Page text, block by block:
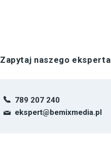
Zapytaj naszego eksperta
789 207 240
ekspert@bemixmedia.pl